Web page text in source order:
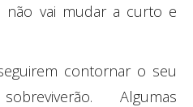
não vai mudar a curto e
contornar o seu
Algumas